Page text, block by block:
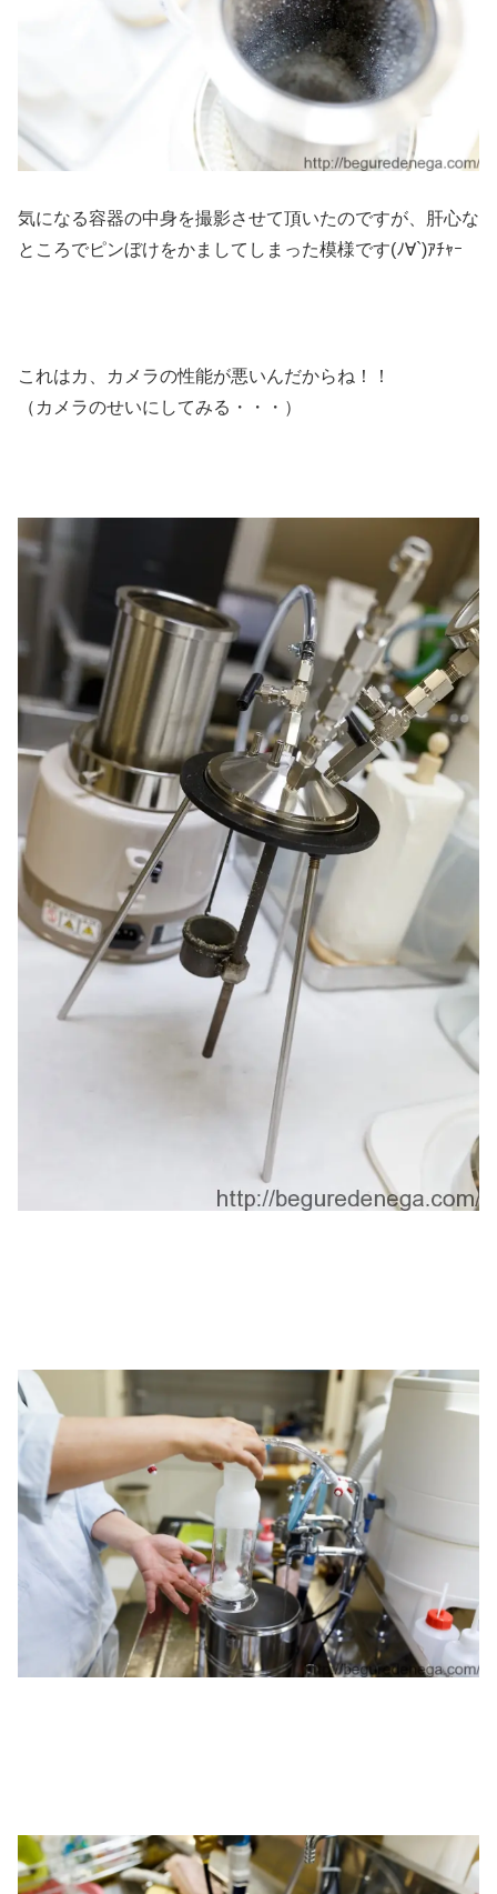
気になる容器の中身を撮影させて頂いたのですが、肝心な
ところでピンぼけをかましてしまった模様です(ﾉ∀`)ｱﾁｬｰ
これはカ、カメラの性能が悪いんだからね！！
（カメラのせいにしてみる・・・）